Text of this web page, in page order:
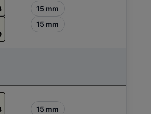
15 mm
15 mm
15 mm